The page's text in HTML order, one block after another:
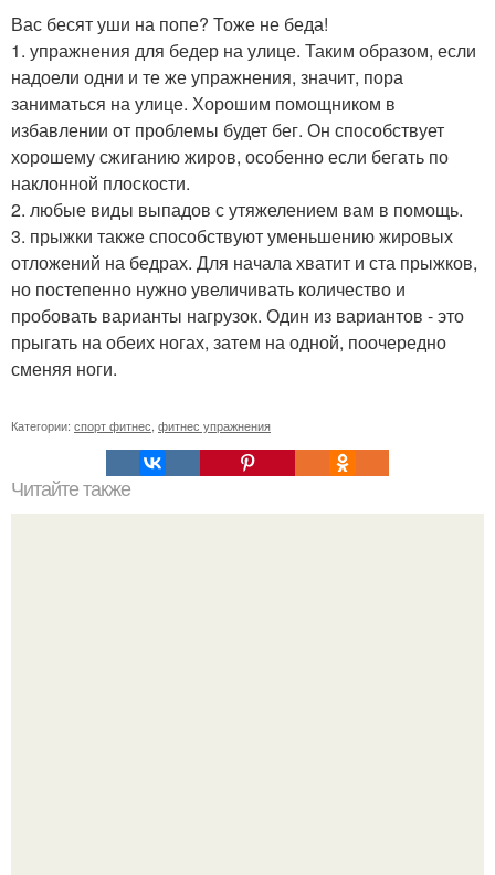
Вас бесят уши на попе? Тоже не беда!
1. упражнения для бедер на улице. Таким образом, если
надоели одни и те же упражнения, значит, пора
заниматься на улице. Хорошим помощником в
избавлении от проблемы будет бег. Он способствует
хорошему сжиганию жиров, особенно если бегать по
наклонной плоскости.
2. любые виды выпадов с утяжелением вам в помощь.
3. прыжки также способствуют уменьшению жировых
отложений на бедрах. Для начала хватит и ста прыжков,
но постепенно нужно увеличивать количество и
пробовать варианты нагрузок. Один из вариантов - это
прыгать на обеих ногах, затем на одной, поочередно
сменяя ноги.
Категории: спорт фитнес фитнес упражнения
Читайте также